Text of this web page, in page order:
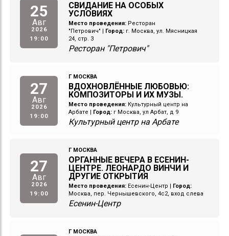
25
Авг
2026
19:00
СВИДАНИЕ НА ОСОБЫХ
УСЛОВИЯХ
Место проведения: Ресторан
"Петрович"
Город: г. Москва, ул. Мясницкая
24, стр. 3
Ресторан "Петрович"
27
Авг
2026
19:00
Г МОСКВА
ВДОХНОВЛЁННЫЕ ЛЮБОВЬЮ:
КОМПОЗИТОРЫ И ИХ МУЗЫ.
Место проведения: Культурный центр на
Арбате
Город: г Москва, ул Арбат, д 9
Культурный центр на Арбате
27
Авг
2026
19:00
Г МОСКВА
ОРГАННЫЕ ВЕЧЕРА В ЕСЕНИН-
ЦЕНТРЕ. ЛЕОНАРДО ВИНЧИ И
ДРУГИЕ ОТКРЫТИЯ
Место проведения: Есенин-Центр
Город:
Москва, пер. Чернышевского, 4с2, вход слева
Есенин-Центр
Г МОСКВА